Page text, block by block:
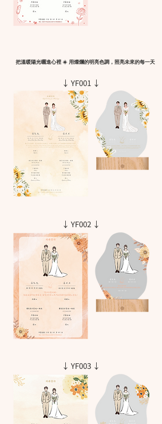
↓ YF001 ↓
把溫暖陽光曬進心裡 ☀️ 用燦爛的明亮色調，照亮未來的每一天
↓ YF002 ↓
↓ YF003 ↓